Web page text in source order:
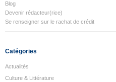
Blog
Devenir rédacteur(rice)
Se renseigner sur le rachat de crédit
Catégories
Actualités
Culture & Littérature